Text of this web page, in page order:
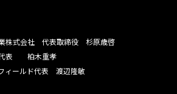
業株式会社 代表取締役 杉原歳啓
代表 柏木重孝
ィールド代表 渡辺隆敏